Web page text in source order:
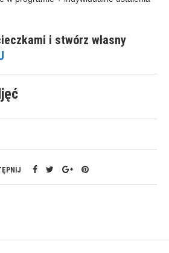
i stwórz własny